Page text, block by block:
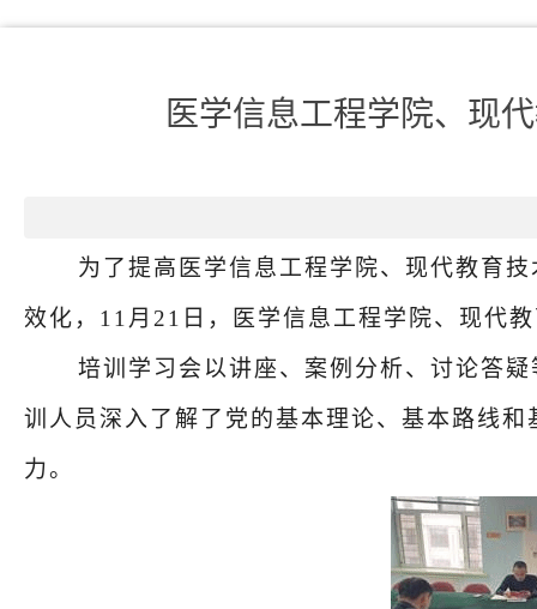
医学信息工程学院、现
为了提高医学信息工程学院、现代教育
效化，11月21日，医学信息工程学院、现代
培训学习会以讲座、案例分析、讨论答
训人员深入了解了党的基本理论、基本路线
力。